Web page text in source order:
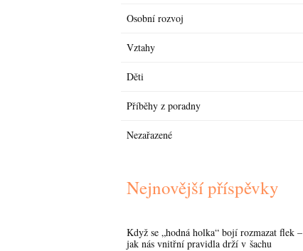
Osobní rozvoj
Vztahy
Děti
Příběhy z poradny
Nezařazené
Nejnovější příspěvky
Když se „hodná holka“ bojí rozmazat flek –
jak nás vnitřní pravidla drží v šachu